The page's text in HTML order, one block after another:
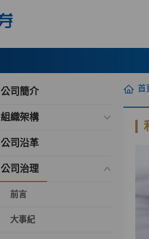
公司簡介
組織架構
公司沿革
公司治理
前言
大事紀
首